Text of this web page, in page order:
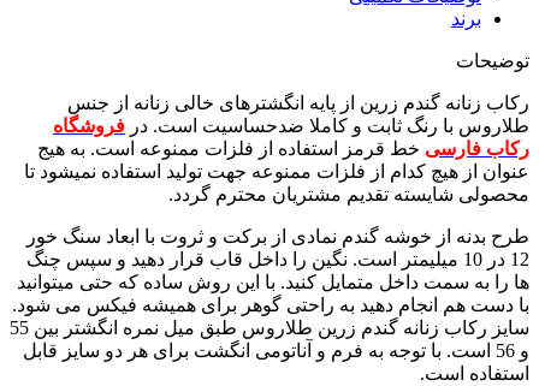
برند
توضیحات
رکاب زنانه گندم زرین از پایه انگشترهای خالی زنانه از جنس
طلاروس با رنگ ثابت و کاملا ضدحساسیت است. در فروشگاه
رکاب فارسی خط قرمز استفاده از فلزات ممنوعه است. به هیج
عنوان از هیچ کدام از فلزات ممنوعه جهت تولید استفاده نمیشود تا
محصولی شایسته تقدیم مشتریان محترم گردد.
طرح بدنه از خوشه گندم نمادی از برکت و ثروت با ابعاد سنگ خور
12 در 10 میلیمتر است. نگین را داخل قاب قرار دهید و سپس چنگ
ها را به سمت داخل متمایل کنید. با این روش ساده که حتی میتوانید
با دست هم انجام دهید به راحتی گوهر برای همیشه فیکس می شود.
سایز رکاب زنانه گندم زرین طلاروس طبق میل نمره انگشتر بین 55
و 56 است. با توجه به فرم و آناتومی انگشت برای هر دو سایز قابل
استفاده است.